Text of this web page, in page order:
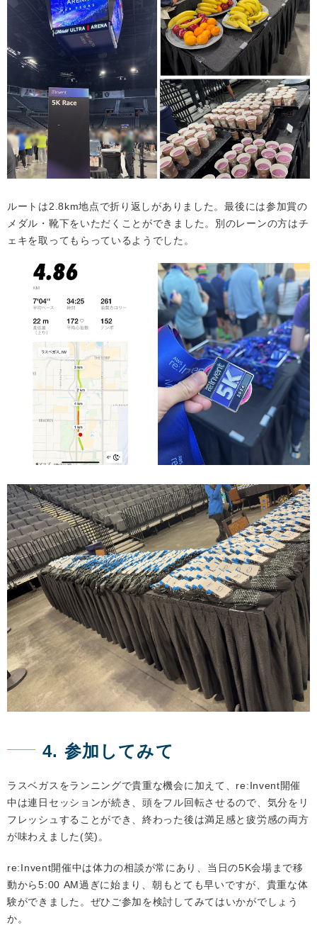
ルートは2.8km地点で折り返しがありました。最後には参加賞の
メダル・靴下をいただくことができました。別のレーンの方はチ
ェキを取ってもらっているようでした。
4. 参加してみて
ラスベガスをランニングで貴重な機会に加えて、re:Invent開催
中は連日セッションが続き、頭をフル回転させるので、気分をリ
フレッシュすることができ、終わった後は満足感と疲労感の両方
が味わえました(笑)。
re:Invent開催中は体力の相談が常にあり、当日の5K会場まで移
動から5:00 AM過ぎに始まり、朝もとても早いですが、貴重な体
験ができました。ぜひご参加を検討してみてはいかがでしょう
か。